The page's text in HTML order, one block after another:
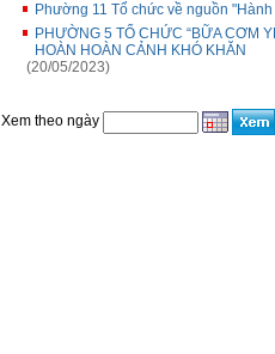
Phường 11 Tổ chức về nguồn
PHƯỜNG 5 TỔ CHỨC “BỮA CƠM
HOÀN HOÀN CẢNH KHÓ KHĂN
(20/05/2023)
Xem theo ngày